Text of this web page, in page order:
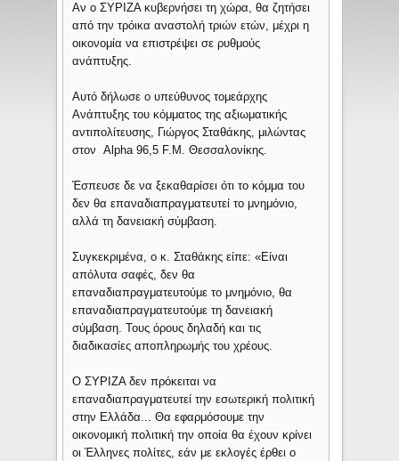
Αν ο ΣΥΡΙΖΑ κυβερνήσει τη χώρα, θα ζητήσει
από την τρόικα αναστολή τριών ετών, μέχρι η
οικονομία να επιστρέψει σε ρυθμούς
ανάπτυξης.
Αυτό δήλωσε ο υπεύθυνος τομεάρχης
Ανάπτυξης του κόμματος της αξιωματικής
αντιπολίτευσης, Γιώργος Σταθάκης, μιλώντας
στον Alpha 96,5 F.M. Θεσσαλονίκης.
Έσπευσε δε να ξεκαθαρίσει ότι το κόμμα του
δεν θα επαναδιαπραγματευτεί το μνημόνιο,
αλλά τη δανειακή σύμβαση.
Συγκεκριμένα, ο κ. Σταθάκης είπε: «Είναι
απόλυτα σαφές, δεν θα
επαναδιαπραγματευτούμε το μνημόνιο, θα
επαναδιαπραγματευτούμε τη δανειακή
σύμβαση. Τους όρους δηλαδή και τις
διαδικασίες αποπληρωμής του χρέους.
Ο ΣΥΡΙΖΑ δεν πρόκειται να
επαναδιαπραγματευτεί την εσωτερική πολιτική
στην Ελλάδα... Θα εφαρμόσουμε την
οικονομική πολιτική την οποία θα έχουν κρίνει
οι Έλληνες πολίτες, εάν με εκλογές έρθει ο